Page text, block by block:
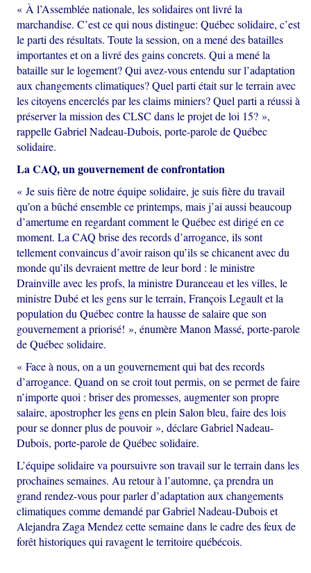
« À l’Assemblée nationale, les solidaires ont livré la
marchandise. C’est ce qui nous distingue: Québec solidaire, c’est
le parti des résultats. Toute la session, on a mené des batailles
importantes et on a livré des gains concrets. Qui a mené la
bataille sur le logement? Qui avez-vous entendu sur l’adaptation
aux changements climatiques? Quel parti était sur le terrain avec
les citoyens encerclés par les claims miniers? Quel parti a réussi à
préserver la mission des CLSC dans le projet de loi 15? »,
rappelle Gabriel Nadeau-Dubois, porte-parole de Québec
solidaire.
La CAQ, un gouvernement de confrontation
« Je suis fière de notre équipe solidaire, je suis fière du travail
qu’on a bûché ensemble ce printemps, mais j’ai aussi beaucoup
d’amertume en regardant comment le Québec est dirigé en ce
moment. La CAQ brise des records d’arrogance, ils sont
tellement convaincus d’avoir raison qu’ils se chicanent avec du
monde qu’ils devraient mettre de leur bord : le ministre
Drainville avec les profs, la ministre Duranceau et les villes, le
ministre Dubé et les gens sur le terrain, François Legault et la
population du Québec contre la hausse de salaire que son
gouvernement a priorisé! », énumère Manon Massé, porte-parole
de Québec solidaire.
« Face à nous, on a un gouvernement qui bat des records
d’arrogance. Quand on se croit tout permis, on se permet de faire
n’importe quoi : briser des promesses, augmenter son propre
salaire, apostropher les gens en plein Salon bleu, faire des lois
pour se donner plus de pouvoir », déclare Gabriel Nadeau-
Dubois, porte-parole de Québec solidaire.
L’équipe solidaire va poursuivre son travail sur le terrain dans les
prochaines semaines. Au retour à l’automne, ça prendra un
grand rendez-vous pour parler d’adaptation aux changements
climatiques comme demandé par Gabriel Nadeau-Dubois et
Alejandra Zaga Mendez cette semaine dans le cadre des feux de
forêt historiques qui ravagent le territoire québécois.